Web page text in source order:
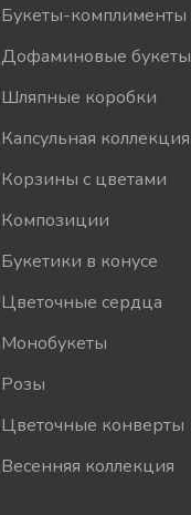
Букеты-комплименты
Дофаминовые букеты
Шляпные коробки
Капсульная коллекция
Корзины с цветами
Композиции
Букетики в конусе
Цветочные сердца
Монобукеты
Розы
Цветочные конверты
Весенняя коллекция